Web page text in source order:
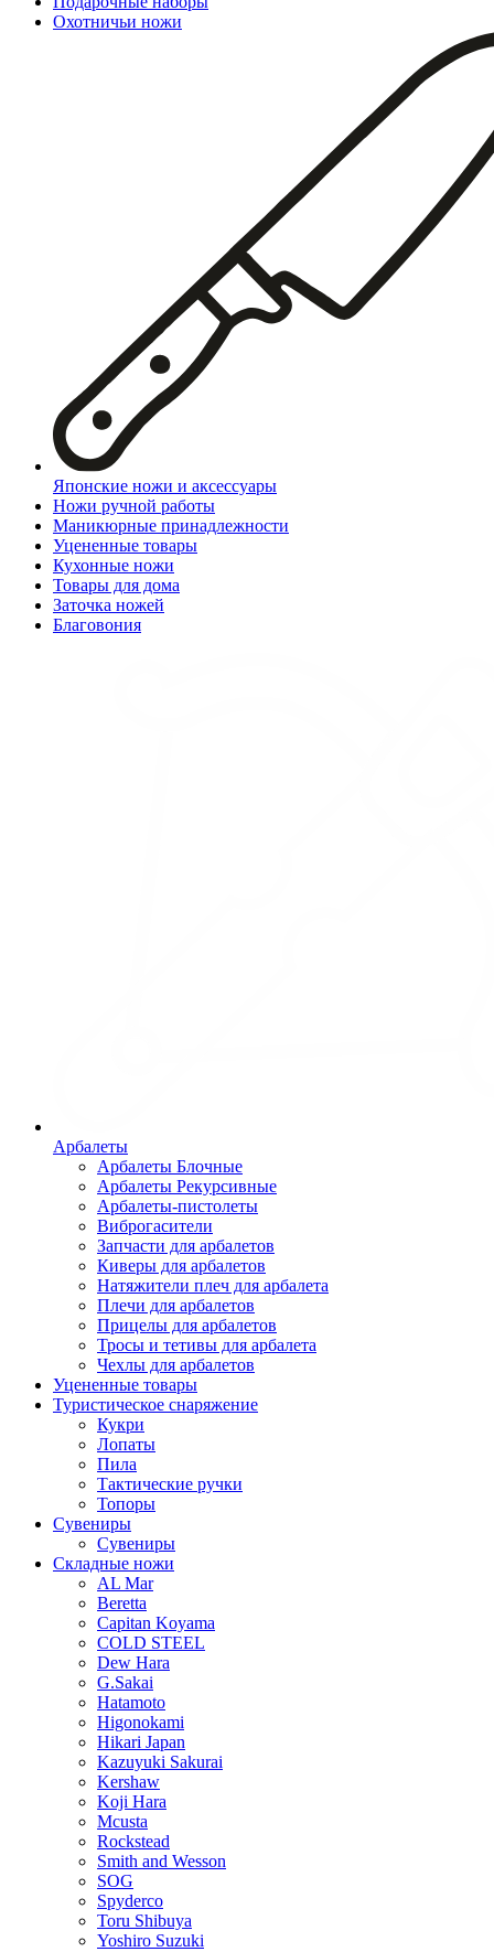
Охотничьи ножи
Японские ножи и аксессуары
Ножи ручной работы
Маникюрные принадлежности
Уцененные товары
Кухонные ножи
Товары для дома
Заточка ножей
Благовония
Арбалеты
Арбалеты Блочные
Арбалеты Рекурсивные
Арбалеты-пистолеты
Виброгасители
Запчасти для арбалетов
Киверы для арбалетов
Натяжители плеч для арбалета
Плечи для арбалетов
Прицелы для арбалетов
Тросы и тетивы для арбалета
Чехлы для арбалетов
Уцененные товары
Туристическое снаряжение
Кукри
Лопаты
Пила
Тактические ручки
Топоры
Сувениры
Сувениры
Складные ножи
AL Mar
Beretta
Capitan Koyama
COLD STEEL
Dew Hara
G.Sakai
Hatamoto
Higonokami
Hikari Japan
Kazuyuki Sakurai
Kershaw
Koji Hara
Mcusta
Rockstead
Smith and Wesson
SOG
Spyderco
Toru Shibuya
Yoshiro Suzuki